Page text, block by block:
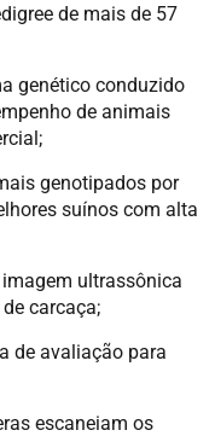
de mais de 57
genético conduzido
de animais
genotipados por
suínos com alta
ultrassônica
carcaça;
de avaliação para
escaneiam os